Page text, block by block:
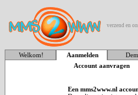
verzend en
Welkom! Aanmelden
Account aanvragen
Een mms2www.nl